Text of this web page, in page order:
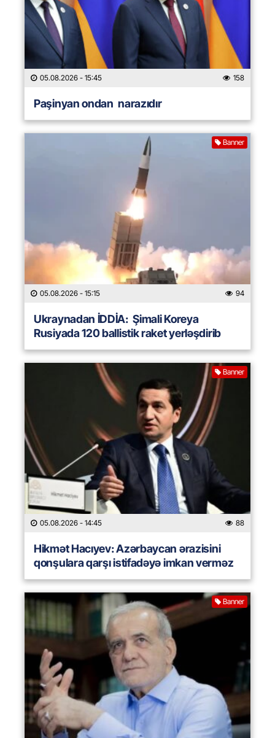
05.08.2026 - 15:45 158
Paşinyan ondan narazıdır
Banner
05.08.2026 - 15:15 94
Ukraynadan İDDİA: Şimali Koreya
Rusiyada 120 ballistik raket yerləşdirib
Banner
05.08.2026 - 14:45 88
Hikmət Hacıyev: Azərbaycan ərazisini
qonşulara qarşı istifadəyə imkan verməz
Banner